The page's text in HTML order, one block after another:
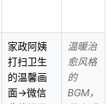
家政阿姨
打扫卫生
的温馨画
面→微信
温暖治
愈风格
的
BGM，